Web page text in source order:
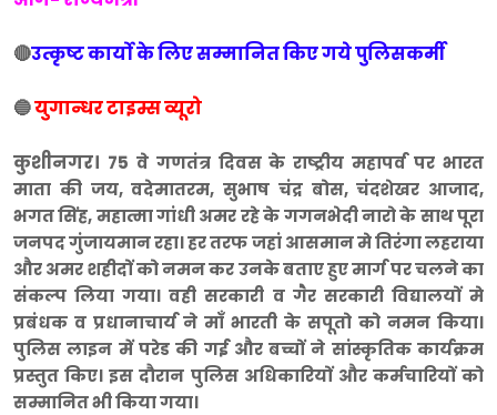
🔴उत्कृष्ट कार्यो के लिए सम्मानित किए गये पुलिसकर्मी
🔵युगान्धर टाइम्स व्यूरो
कुशीनगर। 75 वे गणतंत्र दिवस के राष्ट्रीय महापर्व पर भारत
माता की जय, वदेमातरम, सुभाष चंद्र बोस, चंदशेखर आजाद,
भगत सिंह, महात्मा गांधी अमर रहे के गगनभेदी नारो के साथ पूरा
जनपद गुंजायमान रहा। हर तरफ जहां आसमान मे तिरंगा लहराया
और अमर शहीदों को नमन कर उनके बताए हुए मार्ग पर चलने का
संकल्प लिया गया। वही सरकारी व गैर सरकारी विद्यालयों मे
प्रबंधक व प्रधानाचार्य ने माँ भारती के सपूतो को नमन किया।
पुलिस लाइन में परेड की गई और बच्चों ने सांस्कृतिक कार्यक्रम
प्रस्तुत किए। इस दौरान पुलिस अधिकारियों और कर्मचारियों को
सम्मानित भी किया गया।